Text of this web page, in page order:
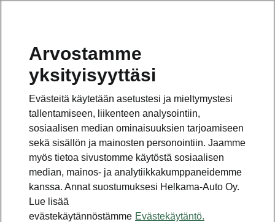
Arvostamme
yksityisyyttäsi
Evästeitä käytetään asetustesi ja mieltymystesi
tallentamiseen, liikenteen analysointiin,
sosiaalisen median ominaisuuksien tarjoamiseen
sekä sisällön ja mainosten personointiin. Jaamme
myös tietoa sivustomme käytöstä sosiaalisen
median, mainos- ja analytiikkakumppaneidemme
kanssa. Annat suostumuksesi Helkama-Auto Oy.
Lue lisää
evästekäytännöstämme Evästekäytäntö.